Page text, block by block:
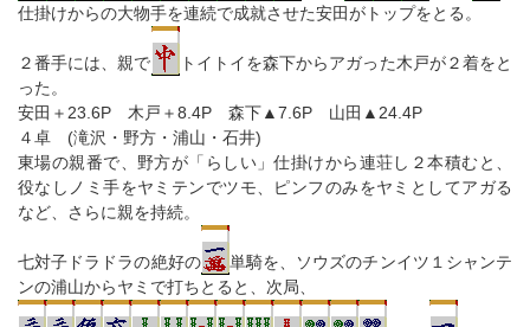
仕掛けからの大物手を連続で成就させた安田がトップをとる。
２番手には、親で
トイトイを森下からアガった木戸が２着をと
った。
安田＋23.6P 木戸＋8.4P 森下▲7.6P 山田▲24.4P
４卓 (滝沢・野方・浦山・石井)
東場の親番で、野方が「らしい」仕掛けから連荘し２本積むと、
役なしノミ手をヤミテンでツモ、ピンフのみをヤミとしてアガる
など、さらに親を持続。
七対子ドラドラの絶好の
単騎を、ソウズのチンイツ１シャンテ
ンの浦山からヤミで打ちとると、次局、